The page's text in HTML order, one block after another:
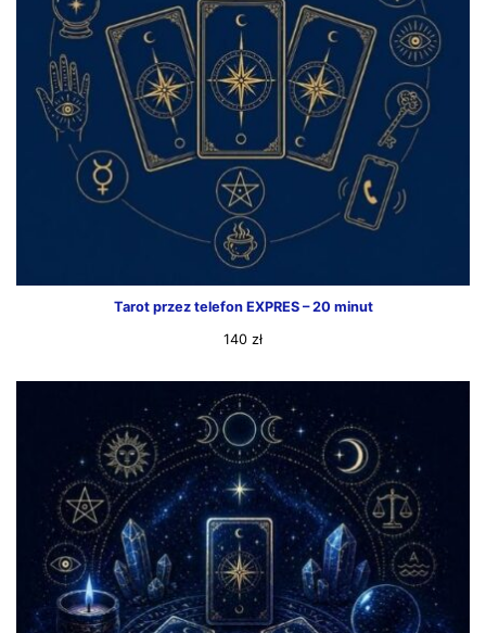
Tarot przez telefon EXPRES – 20 minut
140 zł